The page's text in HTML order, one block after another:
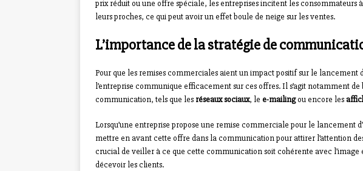
prix réduit ou une offre spéciale, les entreprises incitent les consommateurs
leurs proches, ce qui peut avoir un effet boule de neige sur les ventes.
L’importance de la stratégie de
Pour que les remises commerciales aient un impact positif sur le lancement
l’entreprise communique efficacement sur ces offres. Il s’agit notamment de
communication, tels que les réseaux sociaux, le e-mailingou encore les
Lorsqu’une entreprise propose une remise commerciale pour le lancement
mettre en avant cette offre dans la communication pour attirer l’attention
crucial de veiller à ce que cette communication soit cohérente avec l’image
décevoir les clients.